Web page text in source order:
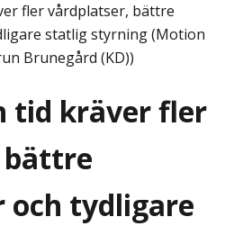
fler vårdplatser, bättre
statlig styrning (Motion
Brunegård (KD))
tid kräver fler
tydligare